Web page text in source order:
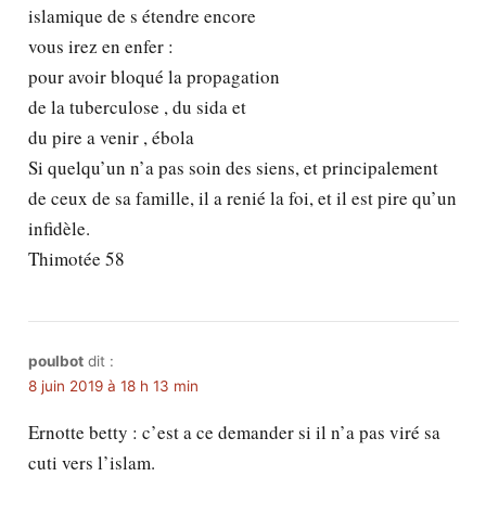
islamique de s étendre encore
vous irez en enfer :
pour avoir bloqué la propagation
de la tuberculose , du sida et
du pire a venir , ébola
Si quelqu’un n’a pas soin des siens, et principalement
de ceux de sa famille, il a renié la foi, et il est pire qu’un
infidèle.
Thimotée 58
poulbot dit :
8 juin 2019 à 18 h 13 min
Ernotte betty : c’est a ce demander si il n’a pas viré sa
cuti vers l’islam.